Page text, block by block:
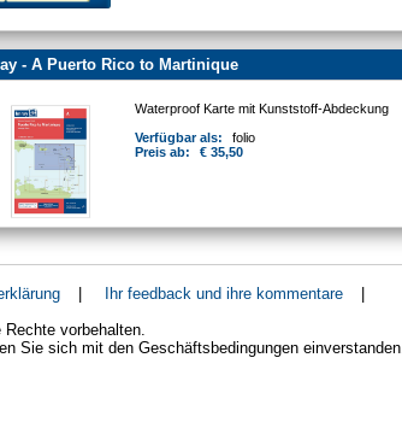
- A Puerto Rico to Martinique
Waterproof Karte mit Kunststoff-Abdeckung
Verfügbar als:
folio
Preis ab:
€ 35,50
| Ihr feedback und ihre kommentare
|
vorbehalten.
Sie sich mit den Geschäftsbedingungen einverstanden.